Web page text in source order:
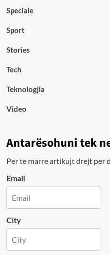
Speciale
Sport
Stories
Tech
Teknologjia
Video
Antarësohuni tek
Per te marre artikujt drejt per
Email
City